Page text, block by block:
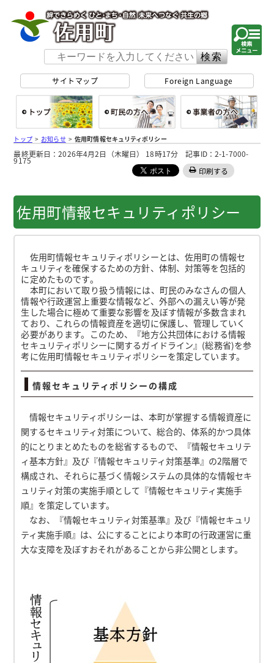
サイトマップ Foreign Language
総合トップ
トップ> お知らせ>佐用町情報セキュリティポリシー
最終更新日：2026年4月2日（木曜日） 18時17分 記事ID：2-1-7000-
9175
印刷する
佐用町情報セキュリティポリシー
佐用町情報セキュリティポリシーとは、佐用町の情報セ
キュリティを確保するための方針、体制、対策等を包括的
に定めたものです。
本町において取り扱う情報には、町民のみなさんの個人
情報や行政運営上重要な情報など、外部への漏えい等が発
生した場合に極めて重要な影響を及ぼす情報が多数含まれ
ており、これらの情報資産を適切に保護し、管理していく
必要があります。このため、『地方公共団体における情報
セキュリティポリシーに関するガイドライン』(総務省)を参
考に佐用町情報セキュリティポリシーを策定しています。
情報セキュリティポリシーの構成
情報セキュリティポリシーは、本町が掌握する情報資産に
関するセキュリティ対策について、総合的、体系的かつ具体
的にとりまとめたものを総省するもので、『情報セキュリテ
ィ基本方針』及び『情報セキュリティ対策基準』の2階層で
構成され、それらに基づく情報システムの具体的な情報セキ
ュリティ対策の実施手順として『情報セキュリティ実施手
順』を策定しています。
なお、『情報セキュリティ対策基準』及び『情報セキュリ
ティ実施手順』は、公にすることにより本町の行政運営に重
大な支障を及ぼすおそれがあることから非公開とします。